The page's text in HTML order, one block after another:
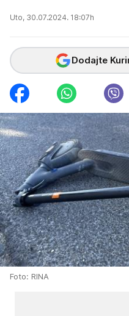
Uto, 30.07.2024. 18:07h
Dodajte
Foto: RINA